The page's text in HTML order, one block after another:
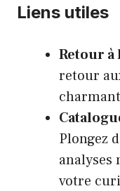
Liens utiles
Retour à
retour
Plongez
analyses
votre